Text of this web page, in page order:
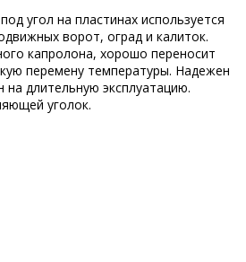
угол на пластинах используется
ворот, оград и калиток.
капролона, хорошо переносит
перемену температуры. Надежен
на длительную эксплуатацию.
уголок.